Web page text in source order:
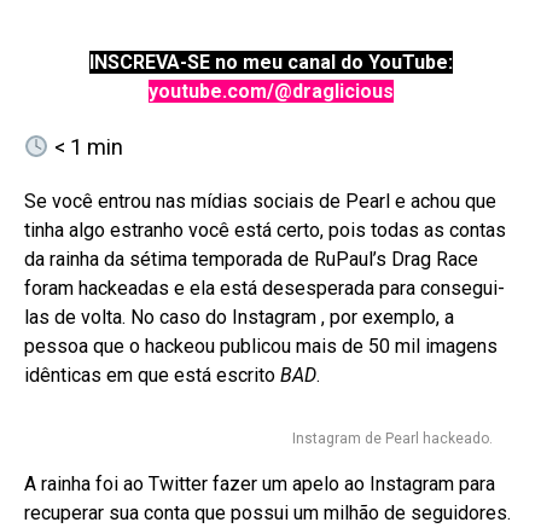
INSCREVA-SE no meu canal do YouTube:
youtube.com/@draglicious
< 1 min
Se você entrou nas mídias sociais de Pearl e achou que
tinha algo estranho você está certo, pois todas as contas
da rainha da sétima temporada de RuPaul’s Drag Race
foram hackeadas e ela está desesperada para consegui-
las de volta. No caso do Instagram , por exemplo, a
pessoa que o hackeou publicou mais de 50 mil imagens
idênticas em que está escrito BAD.
Instagram de Pearl hackeado.
A rainha foi ao Twitter fazer um apelo ao Instagram para
recuperar sua conta que possui um milhão de seguidores.